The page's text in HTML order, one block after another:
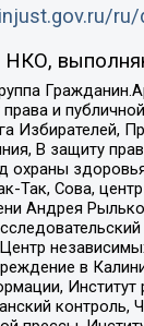
НКО,
и
Избирателей,
В защиту
охраны
Так, Сова,
Андрея
в
Институт
контроль,